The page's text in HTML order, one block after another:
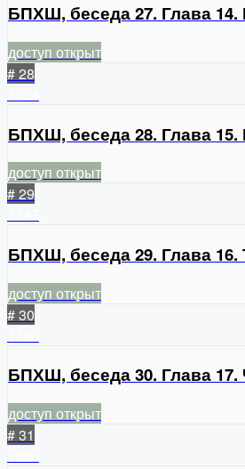
БПХШ, беседа 27. Глава
доступ открыт
# 28
БПХШ, беседа 28. Глава
доступ открыт
# 29
БПХШ, беседа 29. Глава 16.
доступ открыт
# 30
БПХШ, беседа 30. Глава
доступ открыт
# 31